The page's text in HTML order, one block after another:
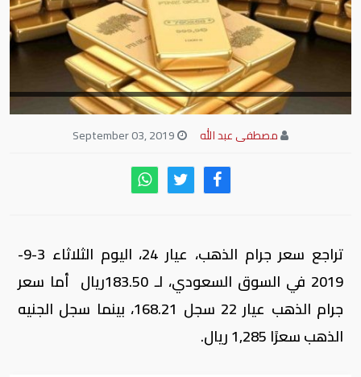
مصطفى عبد الله
تراجع سعر جرام الذهب، عيار 24، اليوم الثلاثاء 3-9-
2019 في السوق السعودي، لـ 183.50ريال أما سعر
جرام الذهب عيار 22 سجل 168.21، بينما سجل الجنيه
الذهب سعرًا 1,285 ريال.